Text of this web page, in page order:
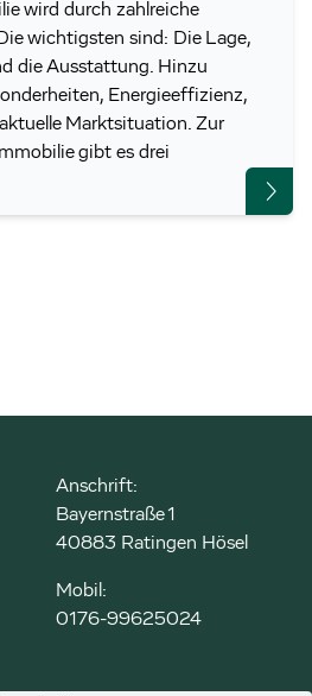
wird durch zahlreiche
wichtigsten sind: Die Lage,
die Ausstattung. Hinzu
Energieeffizienz,
Marktsituation. Zur
gibt es drei
Anschrift:
Bayernstraße 1
40883 Ratingen Hösel
Mobil:
0176-99625024